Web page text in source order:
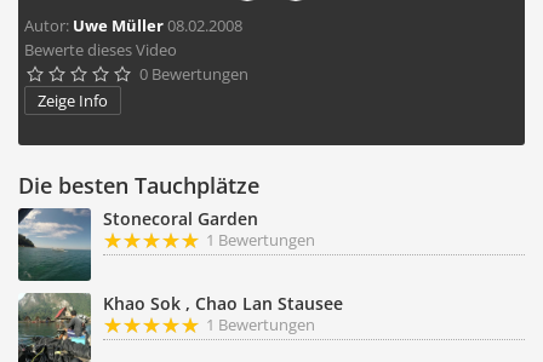
Autor: Uwe Müller08.02.2008
Bewerte dieses Video
     0 Bewertungen
Zeige Info
Die besten Tauchplätze
Stonecoral Garden
1 Bewertungen
Khao Sok , Chao Lan Stausee
1 Bewertungen